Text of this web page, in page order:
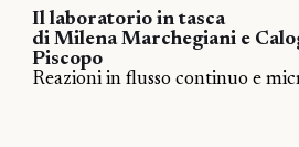
Il laboratorio in tasca
di Milena Marchegiani e
Piscopo
Reazioni in flusso continuo e